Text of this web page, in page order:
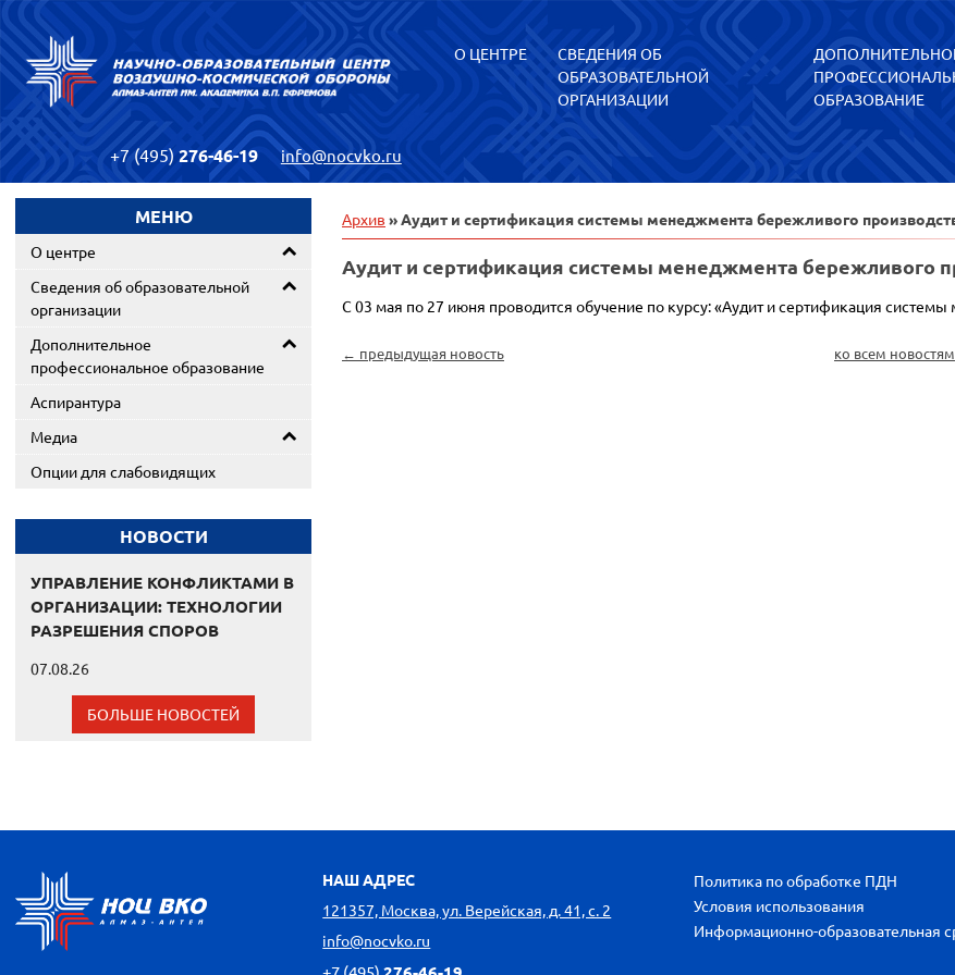
О ЦЕНТРЕ
СВЕДЕНИЯ ОБ
ОБРАЗОВАТЕЛЬНОЙ
ОРГАНИЗАЦИИ
ОБРАЗОВАНИЕ
+7 (495) 276-46-19 info@nocvko.ru
МЕНЮ
О центре
Сведения об образовательной
организации
Дополнительное
профессиональное образование
Аспирантура
Медиа
Опции для слабовидящих
НОВОСТИ
УПРАВЛЕНИЕ КОНФЛИКТАМИ В
ОРГАНИЗАЦИИ: ТЕХНОЛОГИИ
РАЗРЕШЕНИЯ СПОРОВ
07.08.26
БОЛЬШЕ НОВОСТЕЙ
Архив » Аудит и сертификация системы менеджмента бережливого
Аудит и сертификация системы менеджмента бережливого
С 03 мая по 27 июня проводится обучение по курсу: «Аудит и сертификация
← предыдущая новость ко всем новостям
Политика по обработке ПДН
Условия использования
Информационно-образовательная
НАШ АДРЕС
121357, Москва, ул. Верейская, д. 41, с. 2
info@nocvko.ru